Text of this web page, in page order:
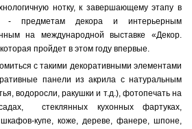
нотку, к завершающему этапу в
- предметам декора и интерьерным
на международной выставке «Декор.
пройдет в этом году впервые.
с такими декоративными элементами
панели из акрила с натуральным
водоросли, ракушки и т.д.), фотопечать на
стеклянных кухонных фартуках,
купе, коже, дереве, фанере, шпоне,